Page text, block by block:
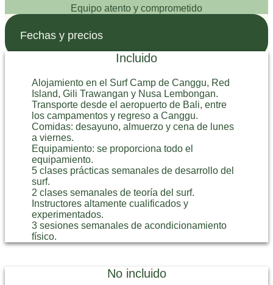
Equipo atento y comprometido
Fechas y precios
Incluido
Alojamiento en el Surf Camp de Canggu, Red
Island, Gili Trawangan y Nusa Lembongan.
Transporte desde el aeropuerto de Bali, entre
los campamentos y regreso a Canggu.
Comidas: desayuno, almuerzo y cena de lunes
a viernes.
Equipamiento: se proporciona todo el
equipamiento.
5 clases prácticas semanales de desarrollo del
surf.
2 clases semanales de teoría del surf.
Instructores altamente cualificados y
experimentados.
3 sesiones semanales de acondicionamiento
físico.
No incluido